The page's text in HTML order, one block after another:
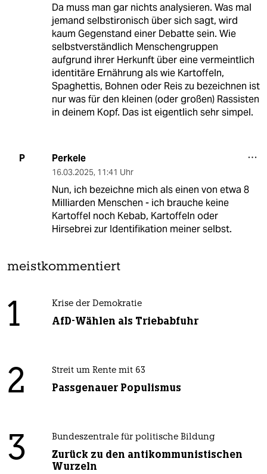
Da muss man gar nichts analysieren. Was mal
jemand selbstironisch über sich sagt, wird
kaum Gegenstand einer Debatte sein. Wie
selbstverständlich Menschengruppen
aufgrund ihrer Herkunft über eine vermeintlich
identitäre Ernährung als wie Kartoffeln,
Spaghettis, Bohnen oder Reis zu bezeichnen ist
nur was für den kleinen (oder großen) Rassisten
in deinem Kopf. Das ist eigentlich sehr simpel.
P Perkele
16.03.2025, 11:41 Uhr
Nun, ich bezeichne mich als einen von etwa 8
Milliarden Menschen - ich brauche keine
Kartoffel noch Kebab, Kartoffeln oder
Hirsebrei zur Identifikation meiner selbst.
meistkommentiert
1 Krise der Demokratie
AfD-Wählen als Triebabfuhr
2 Streit um Rente mit 63
Passgenauer Populismus
3 Bundeszentrale für politische Bildung
Zurück zu den antikommunistischen
Wurzeln